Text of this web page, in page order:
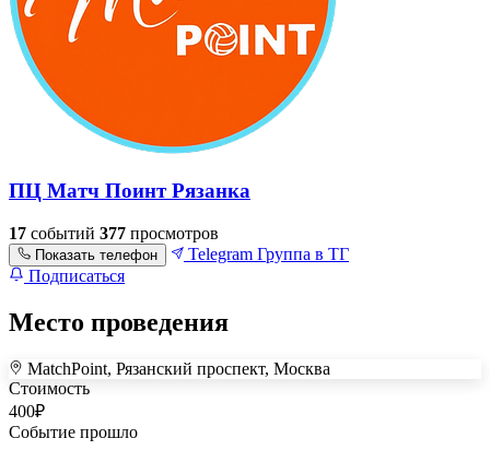
ПЦ Матч Поинт Рязанка
17 событий 377 просмотров
Показать телефон Telegram Группа в ТГ
Подписаться
Место проведения
+
–
MatchPoint, Рязанский проспект, Москва
Стоимость
400₽
Событие прошло